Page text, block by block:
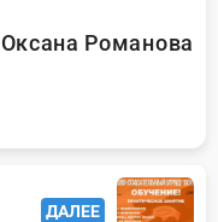
Оксана Романова
ДАЛЕЕ